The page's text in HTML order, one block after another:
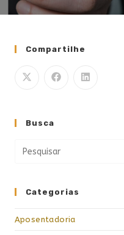
Compartilhe
Busca
Categorias
Aposentadoria